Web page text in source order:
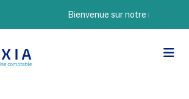
Bienvenue sur notre nouveau